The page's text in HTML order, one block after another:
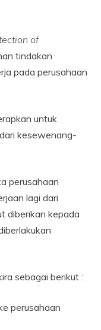
of
tindakan
pada perusahaan
untuk
kesewenang-
perusahaan
lagi dari
diberikan kepada
sebagai berikut :
perusahaan